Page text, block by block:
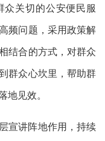
众关切的公安便民服
频问题，采用政策解
结合的方式， 对群众
群众心坎里，帮助群
地见效。
宣讲阵地作用，持续